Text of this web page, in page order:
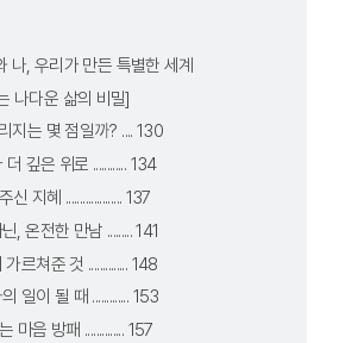
나, 우리가 만든 특별한 세계
나다운 삶의 비밀]
지는 몇 점일까? .... 130
깊은 위로 ............ 134
지혜 .................... 137
, 온전한 만남 ......... 141
르쳐준 것 .............. 148
일이 될 때 ............. 153
마음 방패 .............. 157